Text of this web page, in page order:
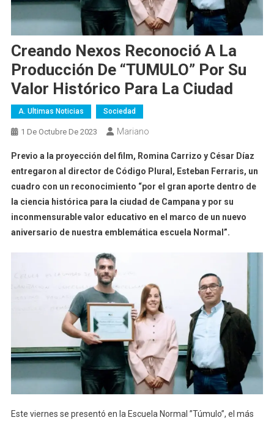
Creando Nexos Reconoció A La
Producción De “TUMULO” Por Su
Valor Histórico Para La Ciudad
A. Ultimas Noticias Sociedad
1 De Octubre De 2023 Mariano
Previo a la proyección del film, Romina Carrizo y César Díaz
entregaron al director de Código Plural, Esteban Ferraris, un
cuadro con un reconocimiento “por el gran aporte dentro de
la ciencia histórica para la ciudad de Campana y por su
inconmensurable valor educativo en el marco de un nuevo
aniversario de nuestra emblemática escuela Normal”.
Este viernes se presentó en la Escuela Normal ”Túmulo”, el más